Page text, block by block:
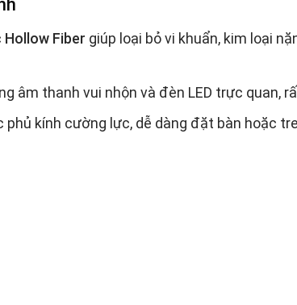
Hollow Fiber giúp loại bỏ vi khuẩn, kim loại
âm thanh vui nhộn và đèn LED trực quan,
phủ kính cường lực, dễ dàng đặt bàn hoặc